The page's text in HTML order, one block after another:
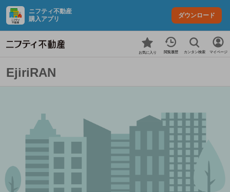
ニフティ不動産
購入アプリ
ダウンロード
お気に入り 閲覧履歴 カンタン検索 マイページ
EjiriRAN